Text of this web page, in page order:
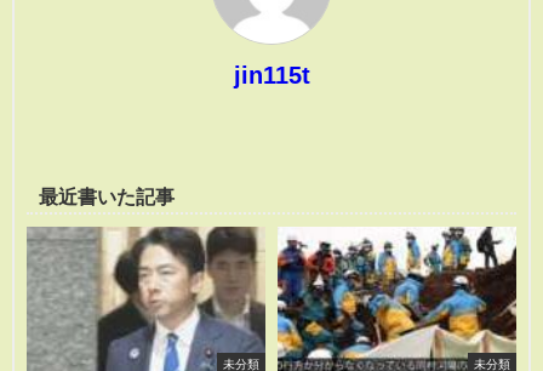
jin115t
最近書いた記事
未分類 未分類